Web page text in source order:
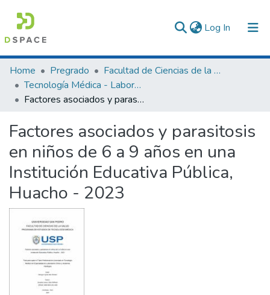
Log In (current)
Communities & Collections
All of DSpace
Home Pregrado
Facultad de Ciencias de la Salud
Tecnología Médica - Laboratorio Clínico y Anatomía Patológica
Factores asociados y parasitosis en niños de 6 a 9 años en una Institución Educativa Pública, Huacho - 2023
Factores asociados y parasitosis
en niños de 6 a 9 años en una
Institución Educativa Pública,
Huacho - 2023